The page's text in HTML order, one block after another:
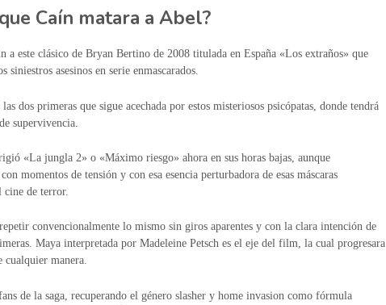
Caín matara a Abel?
este clásico de Bryan Bertino de 2008 titulada en España «Los extraños» que
asesinos en serie enmascarados.
dos primeras que sigue acechada por estos misteriosos psicópatas, donde tendrá
supervivencia.
«La jungla 2» o «Máximo riesgo» ahora en sus horas bajas, aunque
momentos de tensión y con esa esencia perturbadora de esas máscaras
cine de terror.
convencionalmente lo mismo sin giros aparentes y con la clara intención de
Maya interpretada por Madeleine Petsch es el eje del film, la cual progresara
manera.
de la saga, recuperando el género slasher y home invasion como fórmula